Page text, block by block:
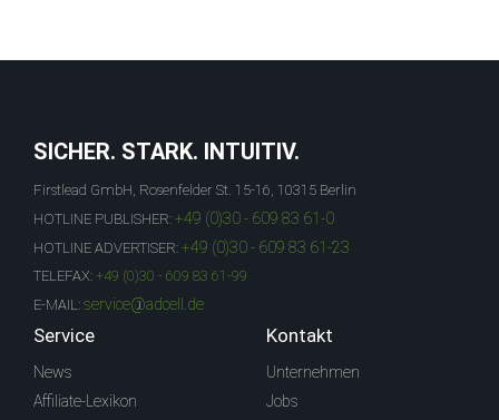
SICHER. STARK. INTUITIV.
Firstlead GmbH, Rosenfelder St. 15-16, 10315 Berlin
HOTLINE PUBLISHER: +49 (0)30 - 609 83 61-0
HOTLINE ADVERTISER: +49 (0)30 - 609 83 61-23
TELEFAX: +49 (0)30 - 609 83 61-99
E-MAIL: service@adcell.de
Service
News
Affiliate-Lexikon
Kontakt
Unternehmen
Jobs